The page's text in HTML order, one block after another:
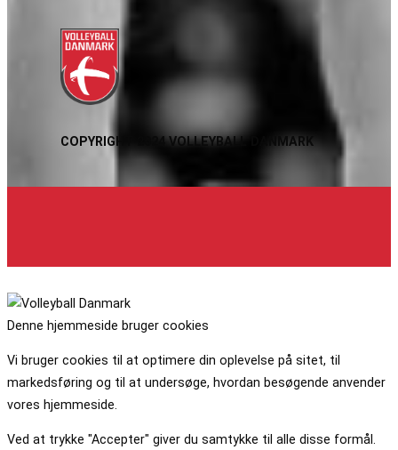
COPYRIGHT 2024 VOLLEYBALL DANMARK
Denne hjemmeside bruger cookies
Vi bruger cookies til at optimere din oplevelse på sitet, til
markedsføring og til at undersøge, hvordan besøgende anvender
vores hjemmeside.
Ved at trykke "Accepter" giver du samtykke til alle disse formål.